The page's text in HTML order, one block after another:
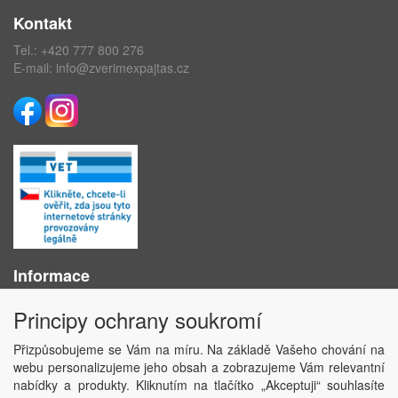
Kontakt
Tel.: +420 777 800 276
E-mail: info@zverimexpajtas.cz
Informace
Obchodní podmínky
Ochrana osobních údajů
Kontakt
Losování účtenek
Aktuality
Principy ochrany soukromí
Přizpůsobujeme se Vám na míru. Na základě Vašeho chování na
webu personalizujeme jeho obsah a zobrazujeme Vám relevantní
nabídky a produkty. Kliknutím na tlačítko „Akceptuji“ souhlasíte